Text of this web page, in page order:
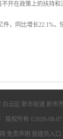
开在政策上的扶持和
件，同比增长22.1%
白云区 新市街道 新市
版权所有 ©2026-08-07
免责声明 管理员入口